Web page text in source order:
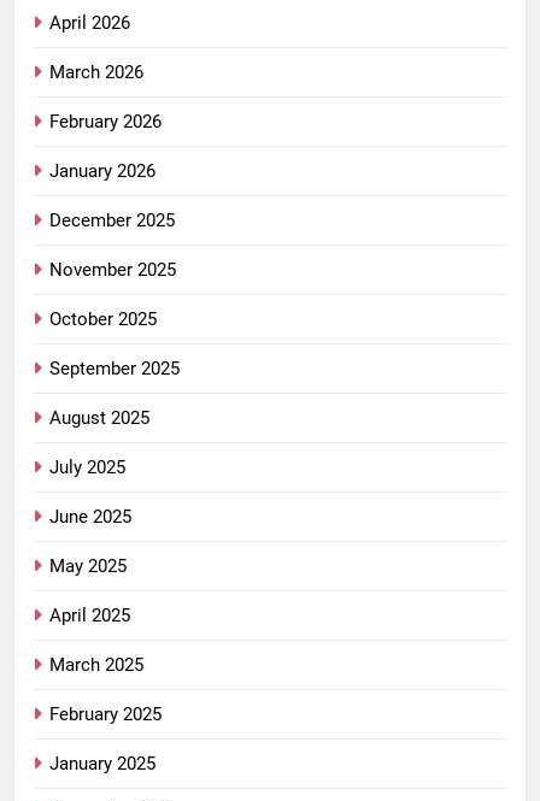
April 2026
March 2026
February 2026
January 2026
December 2025
November 2025
October 2025
September 2025
August 2025
July 2025
June 2025
May 2025
April 2025
March 2025
February 2025
January 2025